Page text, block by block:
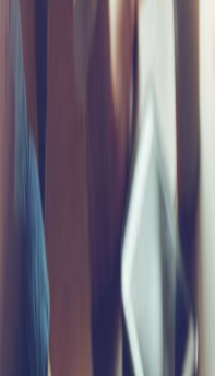
الطلاب
هيئة التدريس
الدراسات العليا
الخريجين
الموظفون